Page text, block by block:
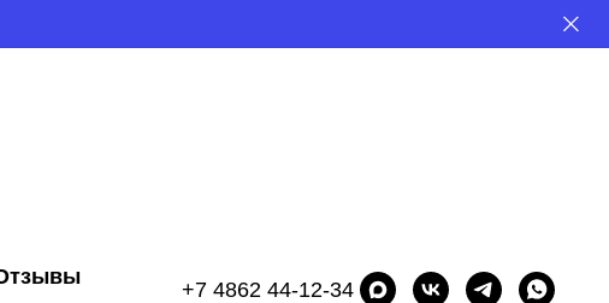
+7 4862 44-12-34